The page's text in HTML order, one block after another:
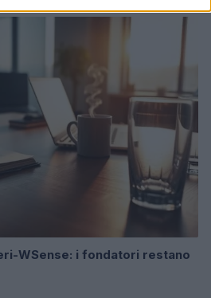
WSense: i fondatori restano